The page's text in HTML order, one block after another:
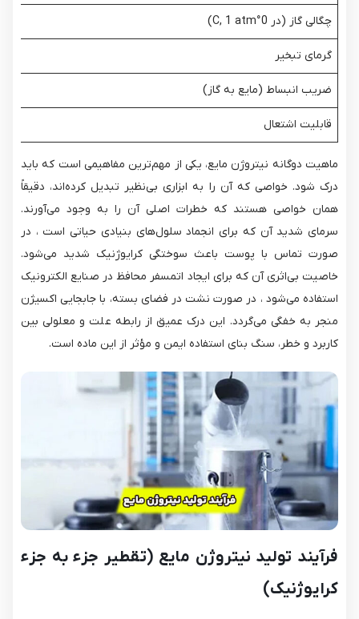
چگالی گاز (در 0°C, 1 atm)
گرمای تبخیر
ضریب انبساط (مایع به گاز)
قابلیت اشتعال
ماهیت دوگانه نیتروژن مایع، یکی از مهم‌ترین مفاهیمی است که باید
درک شود. خواصی که آن را به ابزاری بی‌نظیر تبدیل کرده‌اند، دقیقاً
همان خواصی هستند که خطرات اصلی آن را به وجود می‌آورند.
سرمای شدید آن که برای انجماد سلول‌های بنیادی حیاتی است ، در
صورت تماس با پوست باعث سوختگی کرایوژنیک شدید می‌شود.
خاصیت بی‌اثری آن که برای ایجاد اتمسفر محافظ در صنایع الکترونیک
استفاده می‌شود ، در صورت نشت در فضای بسته، با جابجایی اکسیژن
منجر به خفگی می‌گردد. این درک عمیق از رابطه علت و معلولی بین
کاربرد و خطر، سنگ بنای استفاده ایمن و مؤثر از این ماده است.
فرآیند تولید نیتروژن مایع (تقطیر جزء به جزء
کرایوژنیک)